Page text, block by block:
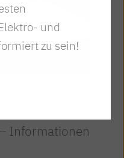
Informationen
und
zu sein!